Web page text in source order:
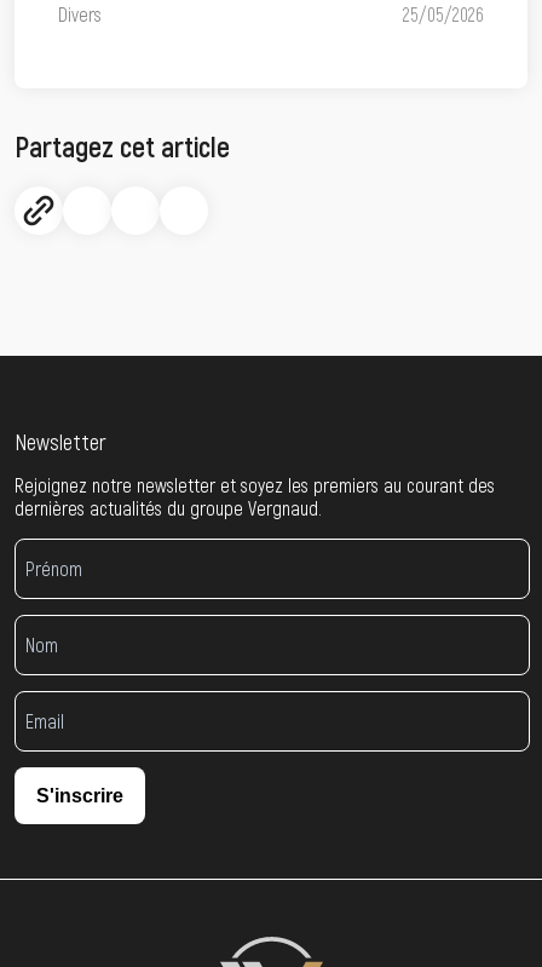
Divers 25/05/2026
Partagez cet article
Newsletter
Rejoignez notre newsletter et soyez les premiers au courant des
dernières actualités du groupe Vergnaud.
S'inscrire